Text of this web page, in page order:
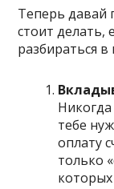
Теперь давай
стоит делать,
разбираться
тебе
оплату
только